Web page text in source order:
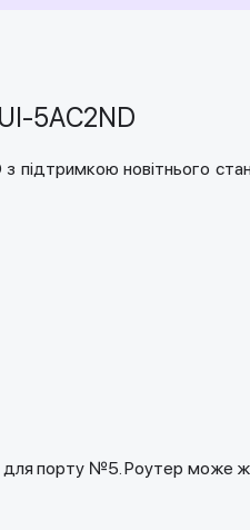
5AC2ND
підтримкою новітнього
порту №5. Роутер може